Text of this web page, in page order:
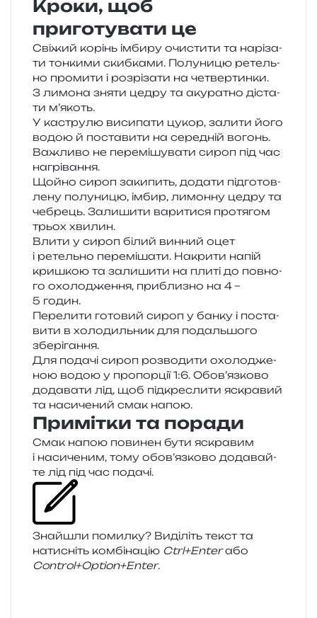
Кроки, щоб
приготувати це
Свіжий корінь імби­ру очи­сти­ти та нарі­за­
ти тон­ки­ми скиб­ка­ми. Полуницю ретель­
но про­ми­ти і роз­рі­за­ти на четвер­тин­ки.
З лимо­на зняти цедру та аку­ра­тно діста­
ти м’якоть.
У кастру­лю виси­па­ти цукор, зали­ти його
водою й поста­ви­ти на сере­дній вогонь.
Важливо не пере­мі­шу­ва­ти сироп під час
нагрівання.
Щойно сироп заки­пить, дода­ти під­го­тов­
ле­ну полу­ни­цю, імбир, лимон­ну цедру та
чебрець. Залишити вари­ти­ся про­тя­гом
трьох хвилин.
Влити у сироп білий вин­ний оцет
і ретель­но пере­мі­ша­ти. Накрити напій
кри­шкою та зали­ши­ти на плиті до пов­но­
го охо­ло­дже­н­ня, при­бли­зно на 4 –
5 годин.
Перелити гото­вий сироп у банку і поста­
ви­ти в холо­диль­ник для подаль­шо­го
зберігання.
Для пода­чі сироп роз­во­ди­ти охо­ло­дже­
ною водою у про­пор­ції 1:6. Обов’язково
дода­ва­ти лід, щоб під­кре­сли­ти яскра­вий
та наси­че­ний смак напою.
Примітки та поради
Смак напою пови­нен бути яскра­вим
і наси­че­ним, тому обов’язково дода­вай­
те лід під час подачі.
Знайшли помил­ку? Виділіть текст та
нати­сніть ком­бі­на­цію Ctrl+Enterабо
Control+Option+Enter.